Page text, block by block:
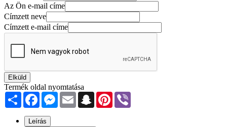
Az Ön e-mail címe
Címzett neve
Címzett e-mail címe
Elküld
Termék oldal nyomtatása
Share FacebookMessenger
Email SnapchatPinterest
Leírás